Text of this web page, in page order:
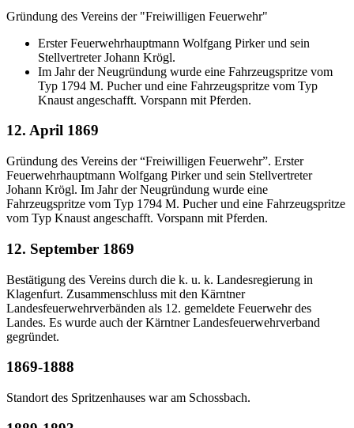
Gründung des Vereins der "Freiwilligen Feuerwehr"
Erster Feuerwehrhauptmann Wolfgang Pirker und sein
Stellvertreter Johann Krögl.
Im Jahr der Neugründung wurde eine Fahrzeugspritze vom
Typ 1794 M. Pucher und eine Fahrzeugspritze vom Typ
Knaust angeschafft. Vorspann mit Pferden.
12. April 1869
Gründung des Vereins der “Freiwilligen Feuerwehr”. Erster
Feuerwehrhauptmann Wolfgang Pirker und sein Stellvertreter
Johann Krögl. Im Jahr der Neugründung wurde eine
Fahrzeugspritze vom Typ 1794 M. Pucher und eine Fahrzeugspritze
vom Typ Knaust angeschafft. Vorspann mit Pferden.
12. September 1869
Bestätigung des Vereins durch die k. u. k. Landesregierung in
Klagenfurt. Zusammenschluss mit den Kärntner
Landesfeuerwehrverbänden als 12. gemeldete Feuerwehr des
Landes. Es wurde auch der Kärntner Landesfeuerwehrverband
gegründet.
1869-1888
Standort des Spritzenhauses war am Schossbach.